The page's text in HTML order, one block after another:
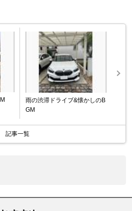
雨の渋滞ドライブ&懐かしのB
GM
記事一覧